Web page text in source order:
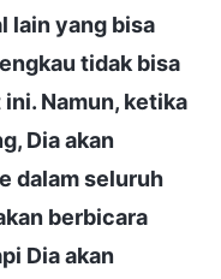
lain yang bisa
tidak bisa
Namun, ketika
Dia akan
dalam seluruh
berbicara
Dia akan